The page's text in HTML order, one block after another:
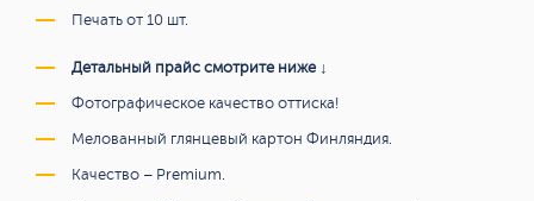
Печать от 10 шт.
Детальный прайс смотрите ниже ↓
Фотографическое качество оттиска!
Мелованный глянцевый картон Финляндия.
Качество – Premium.